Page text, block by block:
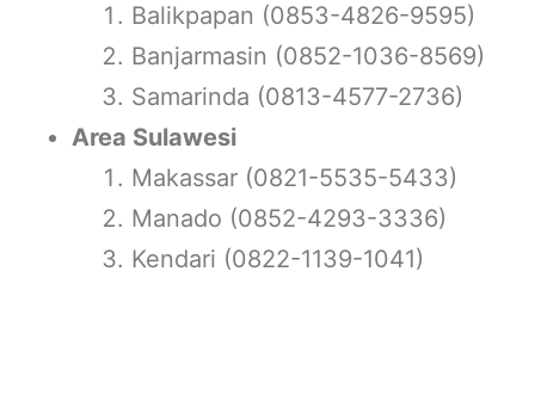
Balikpapan (0853-4826-9595)
Banjarmasin (0852-1036-8569)
Samarinda (0813-4577-2736)
Area Sulawesi
Makassar (0821-5535-5433)
Manado (0852-4293-3336)
Kendari (0822-1139-1041)